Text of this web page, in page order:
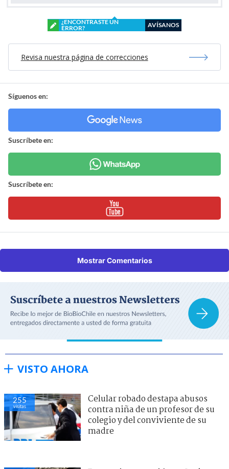
¿ENCONTRASTE UN
ERROR?
AVÍSANOS
Revisa nuestra página de correcciones
Síguenos en:
Suscríbete en:
Suscríbete en:
Mostrar Comentarios
VISTO AHORA
255
visitas
Celular robado destapa abusos
contra niña de un profesor de su
colegio y del conviviente de su
madre